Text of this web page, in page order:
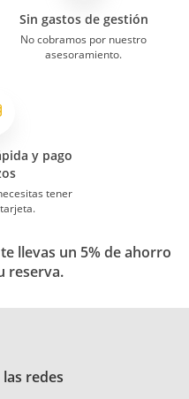
Sin gastos de gestión
No cobramos por nuestro
asesoramiento.
y pago
tener
llevas un 5% de ahorro
reserva.
redes